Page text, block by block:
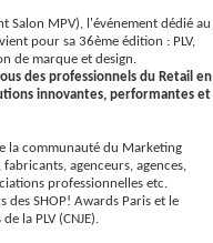
Salon MPV), l'événement dédié au
pour sa 36ème édition : PLV,
de marque et design.
des professionnels du Retail en
innovantes, performantes et
la communauté du Marketing
agenceurs, agences,
professionnelles etc.
des SHOP! Awards Paris et le
la PLV (CNJE).